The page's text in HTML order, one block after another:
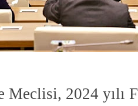
Meclisi, 2024 yılı